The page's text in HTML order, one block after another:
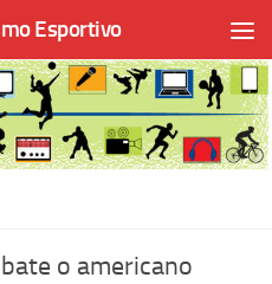
Esportivo
o americano